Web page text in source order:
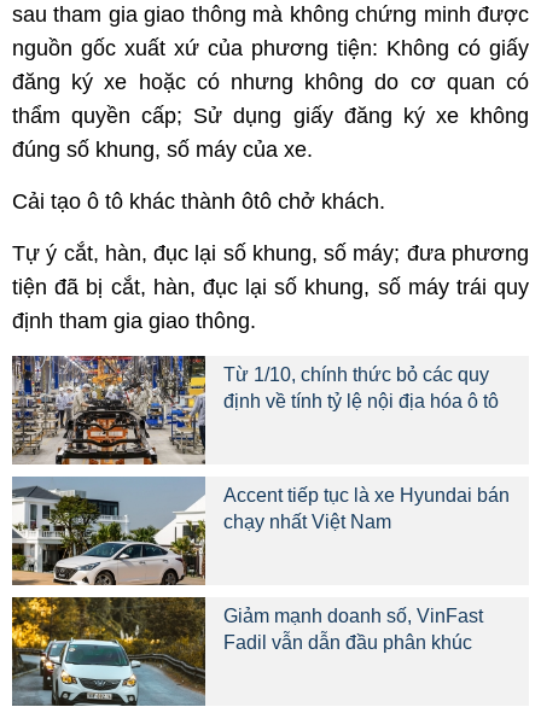
sau tham gia giao thông mà không chứng minh được
nguồn gốc xuất xứ của phương tiện: Không có giấy
đăng ký xe hoặc có nhưng không do cơ quan có
thẩm quyền cấp; Sử dụng giấy đăng ký xe không
đúng số khung, số máy của xe.
Cải tạo ô tô khác thành ôtô chở khách.
Tự ý cắt, hàn, đục lại số khung, số máy; đưa phương
tiện đã bị cắt, hàn, đục lại số khung, số máy trái quy
định tham gia giao thông.
Từ 1/10, chính thức bỏ các quy
định về tính tỷ lệ nội địa hóa ô tô
Accent tiếp tục là xe Hyundai bán
chạy nhất Việt Nam
Giảm mạnh doanh số, VinFast
Fadil vẫn dẫn đầu phân khúc